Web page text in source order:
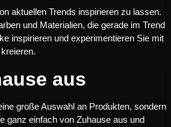
aktuellen Trends inspirieren zu lassen.
und Materialien, die gerade im Trend
inspirieren und experimentieren Sie mit
aus
große Auswahl an Produkten, sondern
ganz einfach von Zuhause aus und